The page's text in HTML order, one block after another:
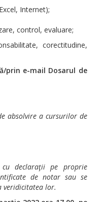
Internet);
control, evaluare;
corectitudine,
prin e-mail Dosarul de
absolvire a cursurilor de
declaraţii pe proprie
de notar sau se
veridicitatea lor.